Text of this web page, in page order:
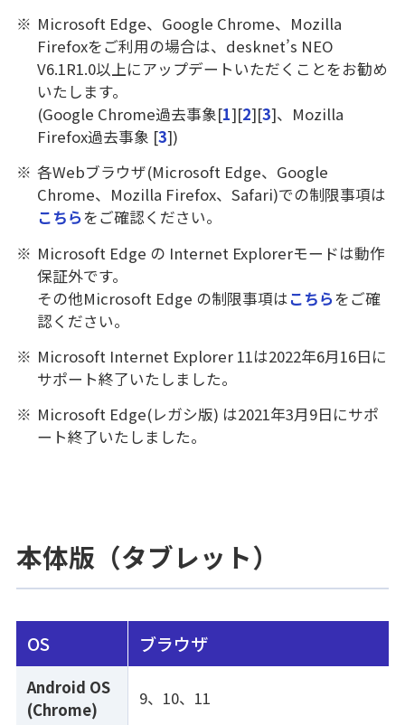
※ Microsoft Edge、Google Chrome、Mozilla
Firefoxをご利用の場合は、desknet’s NEO
V6.1R1.0以上にアップデートいただくことをお勧め
いたします。
(Google Chrome過去事象[1][2][3]、Mozilla
Firefox過去事象 [3])
※ 各Webブラウザ(Microsoft Edge、Google
Chrome、Mozilla Firefox、Safari)での制限事項は
こちらをご確認ください。
※ Microsoft Edge の Internet Explorerモードは動作
保証外です。
その他Microsoft Edge の制限事項はこちらをご確
認ください。
※ Microsoft Internet Explorer 11は2022年6月16日に
サポート終了いたしました。
※ Microsoft Edge(レガシ版) は2021年3月9日にサポ
ート終了いたしました。
本体版（タブレット）
OS ブラウザ
Android OS
(Chrome)
9、10、11